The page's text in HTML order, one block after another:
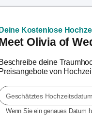
Deine Kostenlose
Olivia of
Beschreibe deine
Preisangebote von
Geschätztes Hochzeitsdatum
Wenn Sie ein genaues Datum